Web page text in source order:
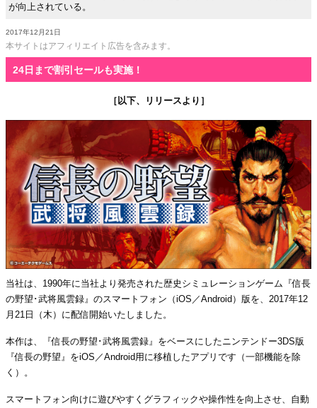
が向上されている。
2017年12月21日
本サイトはアフィリエイト広告を含みます。
24日まで割引セールも実施！
［以下、リリースより］
当社は、1990年に当社より発売された歴史シミュレーションゲーム『信長
の野望･武将風雲録』のスマートフォン（iOS／Android）版を、2017年12
月21日（木）に配信開始いたしました。
本作は、『信長の野望･武将風雲録』をベースにしたニンテンドー3DS版
『信長の野望』をiOS／Android用に移植したアプリです（一部機能を除
く）。
スマートフォン向けに遊びやすくグラフィックや操作性を向上させ、自動